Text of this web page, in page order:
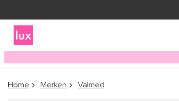
Home Merken Valmed